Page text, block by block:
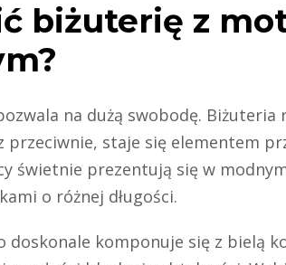
biżuterię z
na dużą swobodę.
przeciwnie, staje się elementem
świetnie prezentują się w
o różnej długości.
doskonale komponuje się z bielą